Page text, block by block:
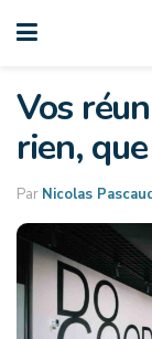
Vos
rien,
Par Nicolas